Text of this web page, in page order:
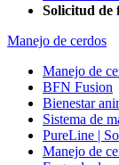
Solicitud de
Manejo de cerdos
Manejo de
BFN Fusion
Bienestar
Sistema de
PureLine |
Manejo de